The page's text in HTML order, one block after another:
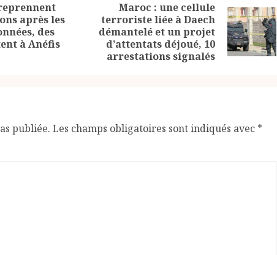
Previous
après les
des
à Anéfis
Maroc : une cellule
terroriste liée à Daech
démantelé et un projet
d’attentats déjoué, 10
arrestations signalés
publiée. Les champs obligatoires sont indiqués avec *